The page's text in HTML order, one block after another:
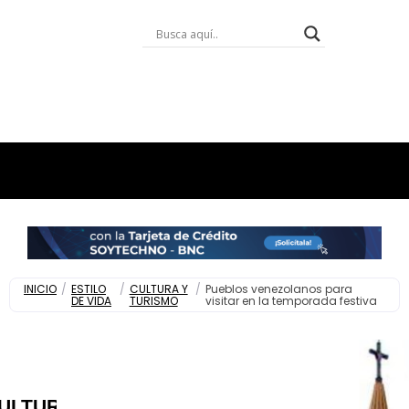
INICIO / ESTILO
DE VIDA
/ CULTURA Y
TURISMO
/ Pueblos venezolanos para
visitar en la temporada festiva